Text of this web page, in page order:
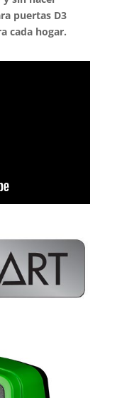
puertas D3
cada hogar.